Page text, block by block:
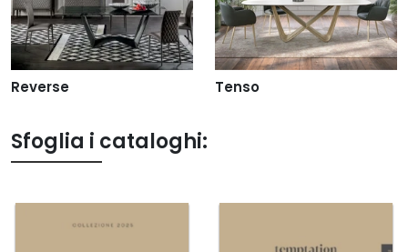
Reverse Tenso
Sfoglia i cataloghi: